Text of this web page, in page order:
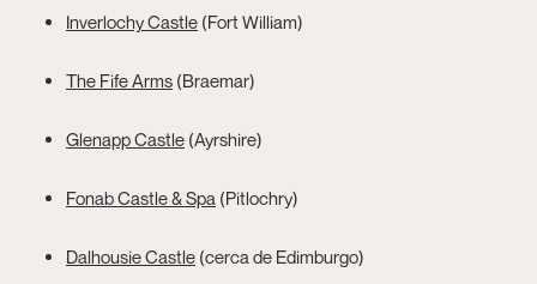
Inverlochy Castle (Fort William)
The Fife Arms (Braemar)
Glenapp Castle (Ayrshire)
Fonab Castle & Spa (Pitlochry)
Dalhousie Castle (cerca de Edimburgo)